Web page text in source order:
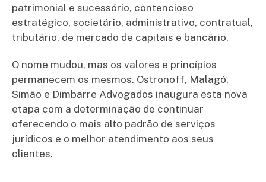
patrimonial e sucessório, contencioso
estratégico, societário, administrativo, contratual,
tributário, de mercado de capitais e bancário.
O nome mudou, mas os valores e princípios
permanecem os mesmos. Ostronoff, Malagó,
Simão e Dimbarre Advogados inaugura esta nova
etapa com a determinação de continuar
oferecendo o mais alto padrão de serviços
jurídicos e o melhor atendimento aos seus
clientes.